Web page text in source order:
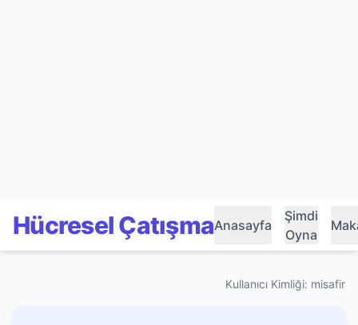
Hücresel ÇatışmaAnasayfa
Şimdi
Oyna
Kullanıcı Kimliği: misafir